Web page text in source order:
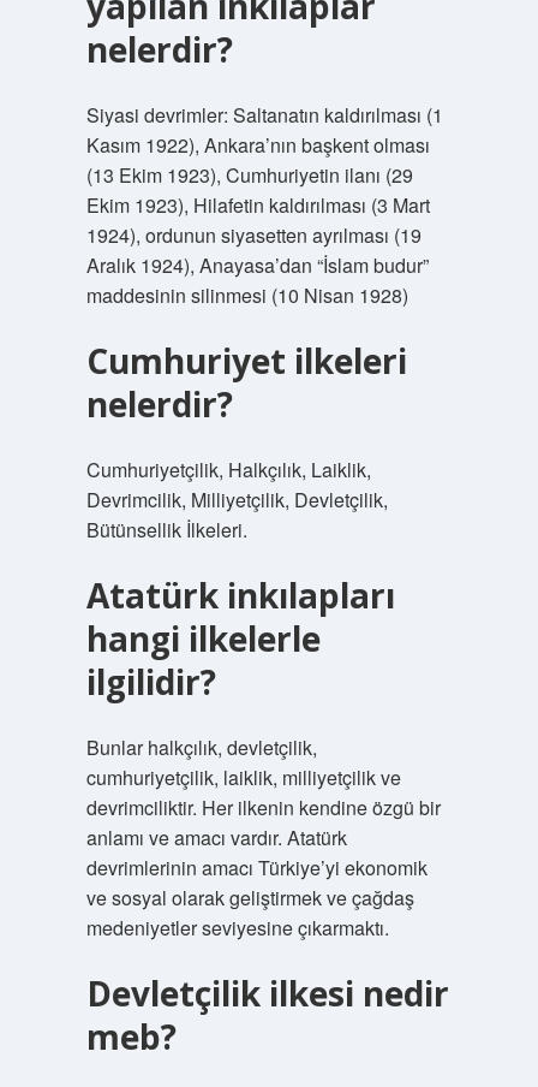
nelerdir?
Siyasi devrimler: Saltanatın kaldırılması (1
Kasım 1922), Ankara’nın başkent olması
(13 Ekim 1923), Cumhuriyetin ilanı (29
Ekim 1923), Hilafetin kaldırılması (3 Mart
1924), ordunun siyasetten ayrılması (19
Aralık 1924), Anayasa’dan “İslam budur”
maddesinin silinmesi (10 Nisan 1928)
Cumhuriyet ilkeleri
nelerdir?
Cumhuriyetçilik, Halkçılık, Laiklik,
Devrimcilik, Milliyetçilik, Devletçilik,
Bütünsellik İlkeleri.
Atatürk inkılapları
hangi ilkelerle
ilgilidir?
Bunlar halkçılık, devletçilik,
cumhuriyetçilik, laiklik, milliyetçilik ve
devrimciliktir. Her ilkenin kendine özgü bir
anlamı ve amacı vardır. Atatürk
devrimlerinin amacı Türkiye’yi ekonomik
ve sosyal olarak geliştirmek ve çağdaş
medeniyetler seviyesine çıkarmaktı.
Devletçilik ilkesi nedir
meb?